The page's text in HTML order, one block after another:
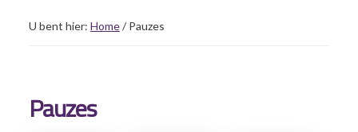
U bent hier: Home/Pauzes
Pauzes